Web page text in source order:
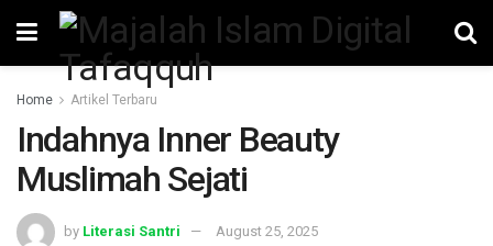
Home Artikel Terbaru
Indahnya Inner Beauty
Muslimah Sejati
by Literasi Santri August 25, 2025